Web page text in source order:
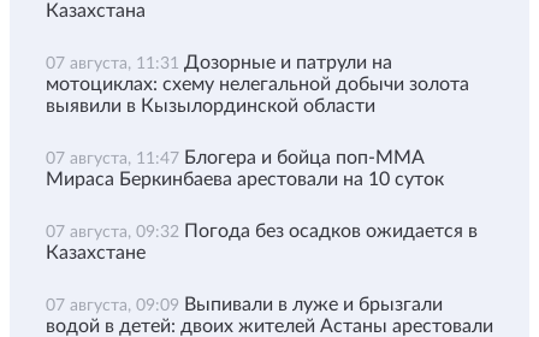
Казахстана
07 августа, 11:31 Дозорные и патрули на
мотоциклах: схему нелегальной добычи золота
выявили в Кызылординской области
07 августа, 11:47 Блогера и бойца поп-ММА
Мираса Беркинбаева арестовали на 10 суток
07 августа, 09:32 Погода без осадков ожидается в
Казахстане
07 августа, 09:09 Выпивали в луже и брызгали
водой в детей: двоих жителей Астаны арестовали